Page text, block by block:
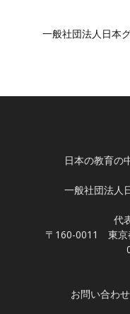
一般社団法人日本
日本の教育の
一般社団法人
代
〒160-0011 東京
お問い合わ